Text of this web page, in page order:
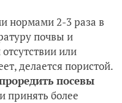
нормами 2-3 раза в
почвы и
или
делается пористой.
посевы
принять более